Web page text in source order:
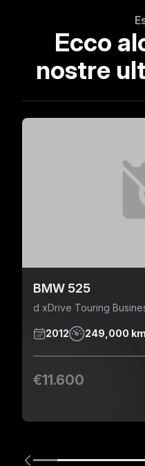
Ecco
nostre
BMW 525
d xDrive Touring
2012 249,000 km
€11.600